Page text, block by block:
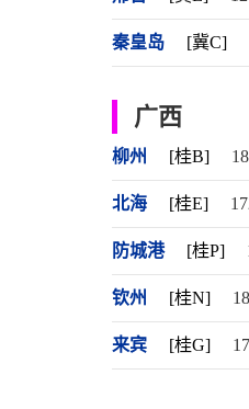
秦皇岛 [冀C]
广西
柳州 [桂B]
北海 [桂E]
防城港 [桂P]
钦州 [桂N]
来宾 [桂G]